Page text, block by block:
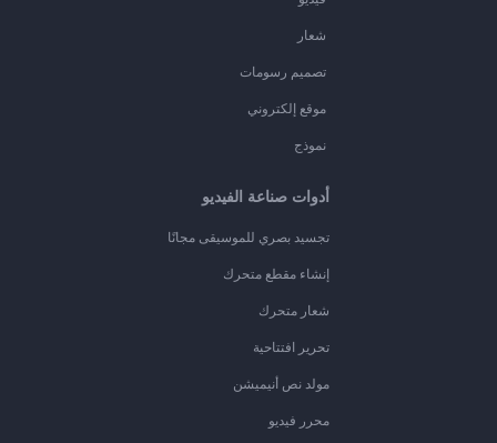
شعار
تصميم رسومات
موقع إلكتروني
نموذج
أدوات صناعة الفيديو
تجسيد بصري للموسيقى مجانًا
إنشاء مقطع متحرك
شعار متحرك
تحرير افتتاحية
مولد نص أنيميشن
محرر فيديو